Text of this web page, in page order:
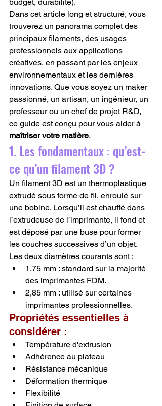
Dans cet article long et structuré, vous
trouverez un panorama complet des
principaux filaments, des usages
professionnels aux applications
créatives, en passant par les enjeux
environnementaux et les dernières
innovations. Que vous soyez un maker
passionné, un artisan, un ingénieur, un
professeur ou un chef de projet R&D,
ce guide est conçu pour vous aider à
maîtriser votre matière.
1. Les fondamentaux : qu’est-
ce qu’un filament 3D ?
Un filament 3D est un thermoplastique
extrudé sous forme de fil, enroulé sur
une bobine. Lorsqu’il est chauffé dans
l’extrudeuse de l’imprimante, il fond et
est déposé par une buse pour former
les couches successives d’un objet.
Les deux diamètres courants sont :
1,75 mm : standard sur la majorité
des imprimantes FDM.
2,85 mm : utilisé sur certaines
imprimantes professionnelles.
Propriétés essentielles à
considérer :
Température d'extrusion
Adhérence au plateau
Résistance mécanique
Déformation thermique
Flexibilité